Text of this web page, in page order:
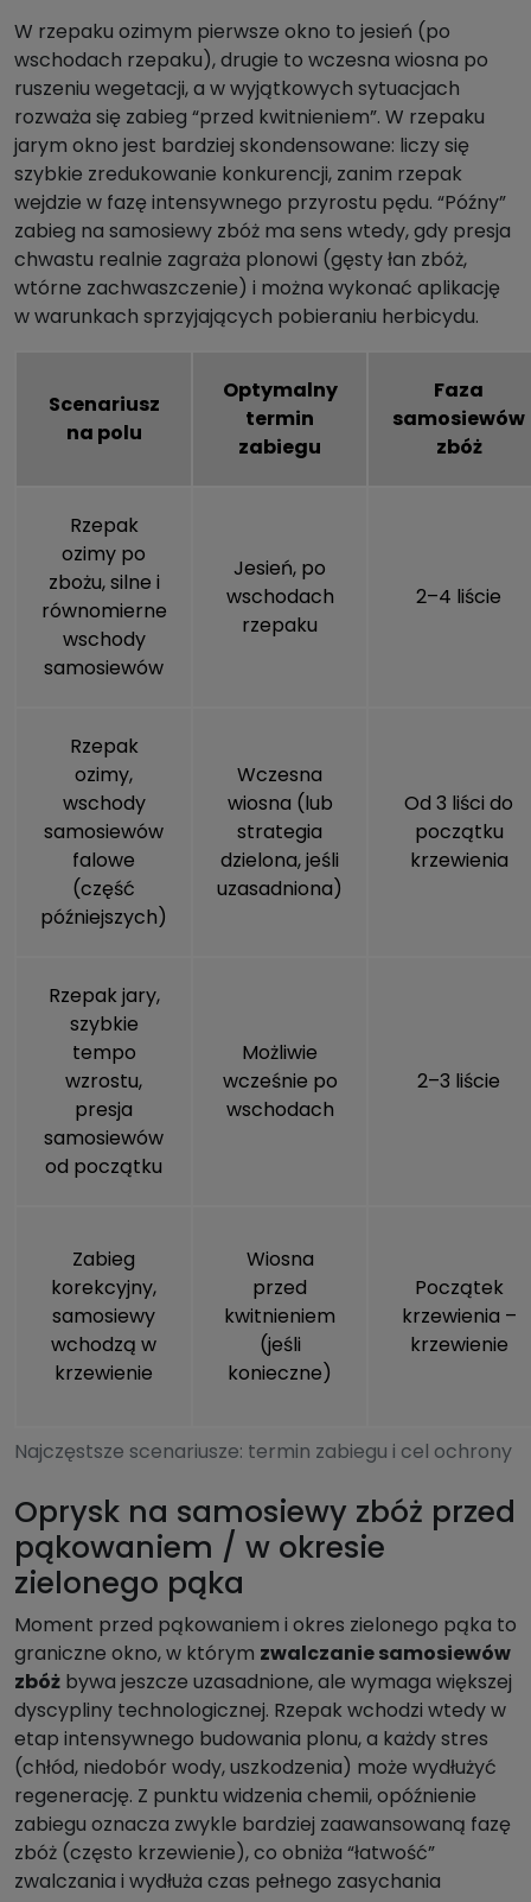
W rzepaku ozimym pierwsze okno to jesień (po
wschodach rzepaku), drugie to wczesna wiosna po
ruszeniu wegetacji, a w wyjątkowych sytuacjach
rozważa się zabieg “przed kwitnieniem”. W rzepaku
jarym okno jest bardziej skondensowane: liczy się
szybkie zredukowanie konkurencji, zanim rzepak
wejdzie w fazę intensywnego przyrostu pędu. “Późny”
zabieg na samosiewy zbóż ma sens wtedy, gdy presja
chwastu realnie zagraża plonowi (gęsty łan zbóż,
wtórne zachwaszczenie) i można wykonać aplikację
w warunkach sprzyjających pobieraniu herbicydu.
Najczęstsze scenariusze: termin zabiegu i cel ochrony
Scenariusz
na polu
Optymalny
termin
zabiegu
Faza
samosiewów
zbóż
Rzepak
ozimy po
zbożu, silne i
równomierne
wschody
samosiewów
Jesień, po
wschodach
rzepaku
2–4 liście
Rzepak
ozimy,
wschody
samosiewów
falowe
(część
późniejszych)
Wczesna
wiosna (lub
strategia
dzielona, jeśli
uzasadniona)
Od 3 liści do
początku
krzewienia
Rzepak jary,
szybkie
tempo
wzrostu,
presja
samosiewów
od początku
Możliwie
wcześnie po
wschodach
2–3 liście
Zabieg
korekcyjny,
samosiewy
wchodzą w
krzewienie
Wiosna
przed
kwitnieniem
(jeśli
konieczne)
Początek
krzewienia –
krzewienie
Oprysk na samosiewy zbóż przed
pąkowaniem / w okresie
zielonego pąka
Moment przed pąkowaniem i okres zielonego pąka to
graniczne okno, w którym zwalczanie samosiewów
zbóż bywa jeszcze uzasadnione, ale wymaga większej
dyscypliny technologicznej. Rzepak wchodzi wtedy w
etap intensywnego budowania plonu, a każdy stres
(chłód, niedobór wody, uszkodzenia) może wydłużyć
regenerację. Z punktu widzenia chemii, opóźnienie
zabiegu oznacza zwykle bardziej zaawansowaną fazę
zbóż (często krzewienie), co obniża “łatwość”
zwalczania i wydłuża czas pełnego zasychania